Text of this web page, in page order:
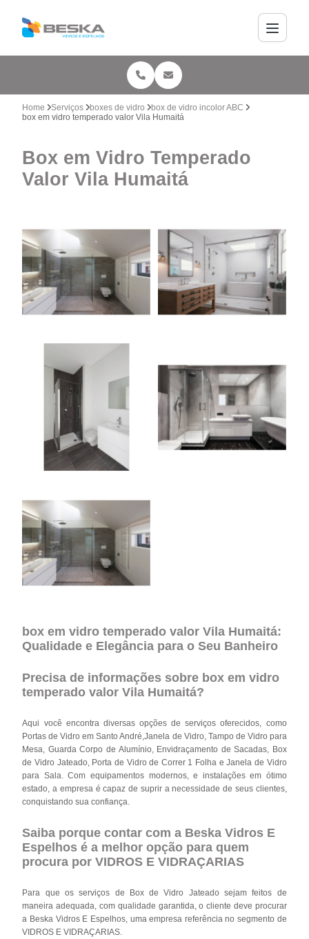
Home Serviços boxes de vidro
box de vidro incolor ABC
box em vidro temperado valor Vila Humaitá
Box em Vidro Temperado
Valor Vila Humaitá
box em vidro temperado valor Vila Humaitá:
Qualidade e Elegância para o Seu Banheiro
Precisa de informações sobre box em vidro
temperado valor Vila Humaitá?
Aqui você encontra diversas opções de serviços oferecidos, como
Portas de Vidro em Santo André,Janela de Vidro, Tampo de Vidro para
Mesa, Guarda Corpo de Alumínio, Envidraçamento de Sacadas, Box
de Vidro Jateado, Porta de Vidro de Correr 1 Folha e Janela de Vidro
para Sala. Com equipamentos modernos, e instalações em ótimo
estado, a empresa é capaz de suprir a necessidade de seus clientes,
conquistando sua confiança.
Saiba porque contar com a Beska Vidros E
Espelhos é a melhor opção para quem
procura por VIDROS E VIDRAÇARIAS
Para que os serviços de Box de Vidro Jateado sejam feitos de
maneira adequada, com qualidade garantida, o cliente deve procurar
a Beska Vidros E Espelhos, uma empresa referência no segmento de
VIDROS E VIDRAÇARIAS.